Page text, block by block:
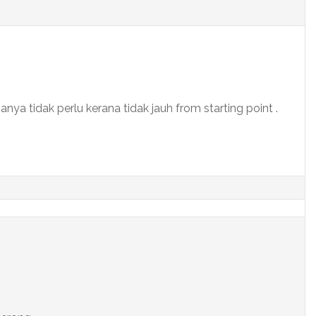
tidak perlu kerana tidak jauh from starting point .